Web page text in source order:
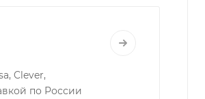
Clever,
по России